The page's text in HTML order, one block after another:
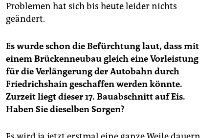
Problemen hat sich bis heute leider nichts
geändert.
Es wurde schon die Befürchtung laut, dass mit
einem Brückenneubau gleich eine Vorleistung
für die Verlängerung der Autobahn durch
Friedrichshain geschaffen werden könnte.
Zurzeit liegt dieser 17. Bauabschnitt auf Eis.
Haben Sie dieselben Sorgen?